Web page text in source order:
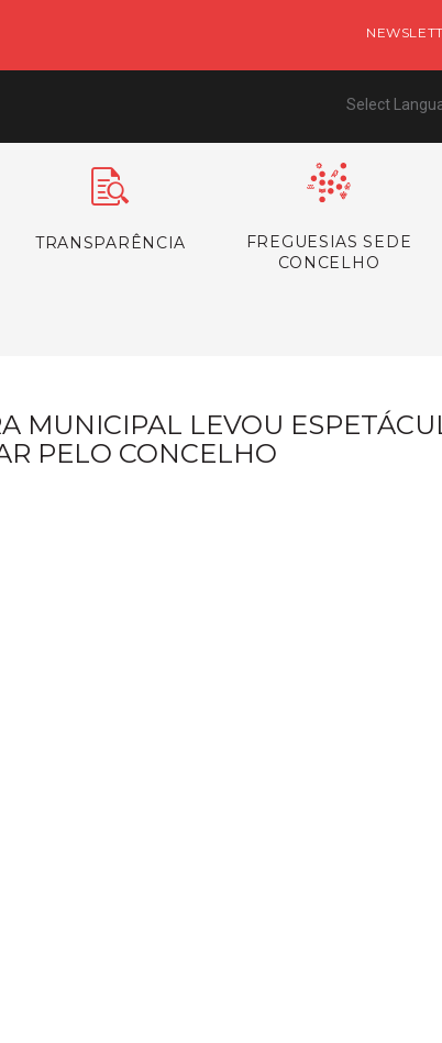
Select
TRANSPARÊNCIA
FREGUESIAS SEDE
CONCELHO
MUNICIPAL LEVOU
PELO CONCELHO